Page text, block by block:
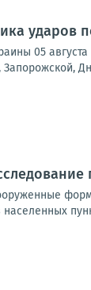
ударов
05